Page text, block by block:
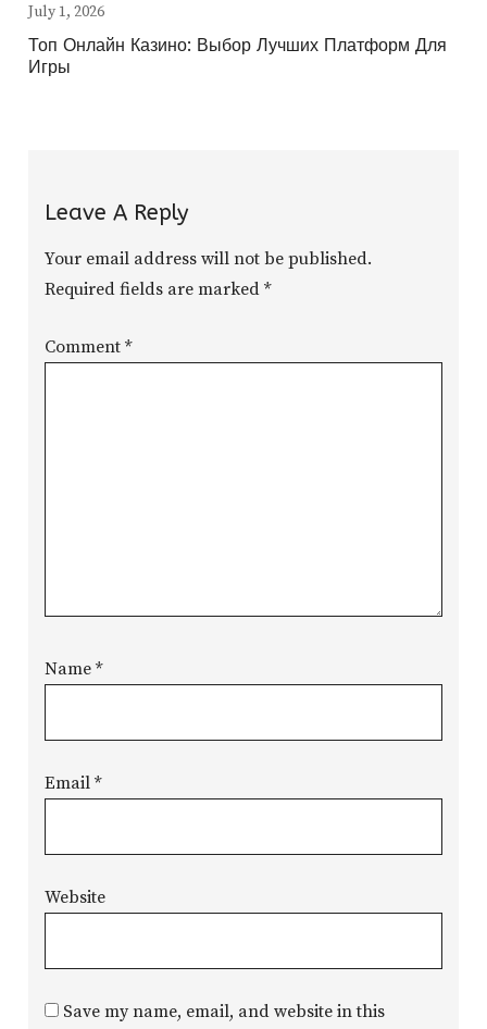
July 1, 2026
Топ Онлайн Казино: Выбор Лучших Платформ Для
Игры
Leave A Reply
Your email address will not be published.
Required fields are marked*
Comment*
Name*
Email*
Website
Save my name, email, and website in this